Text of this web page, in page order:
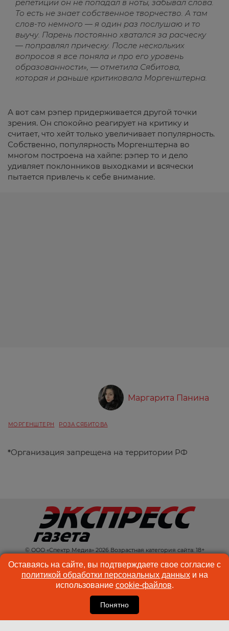
репетиции он не попадал в ноты, забывал слова.
То есть не знает собственное творчество. А там
слов-то немного — я один раз послушаю и то
выучу. Парень постоянно хватался за расческу
— поправлял прическу. После нескольких
вопросов я все поняла и про его уровень
образованности», — отметила Сябитова,
которая и раньше критиковала Моргенштерна.
А вот сам рэпер придерживается другой точки
зрения. Он спокойно реагирует на критику и
считает, что хейт только увеличивает популярность.
Собственно, популярность Моргенштерна во
многом построена на хайпе: рэпер то и дело
удивляет поклонников выходками и всячески
пытается привлечь к себе внимание.
Маргарита Панина
МОРГЕНШТЕРН РОЗА СЯБИТОВА
*Организация запрещена на территории РФ
© ООО «Спектр Медиа» 2026 Возрастная категория сайта: 18+
КОНТАКТЫ
РЕКЛАМА
КУКИ-ФАЙЛЫ
ПОЛЬЗОВАТЕЛЬСКОЕ
СОГЛАШЕНИЕ
Оставаясь на сайте, вы подтверждаете свое согласие с
политикой обработки персональных данныхи на
использование cookie-файлов.
Понятно